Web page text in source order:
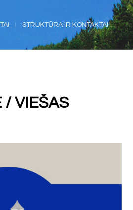
STRUKTŪRA IR KONTAKTAI
/ VIEŠAS